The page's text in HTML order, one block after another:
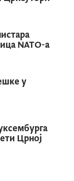
и
у вилу
NATO-а
у
Црној